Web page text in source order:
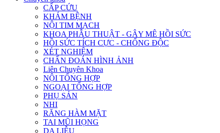
CẤP CỨU
KHÁM BỆNH
NỘI TIM MẠCH
KHOA PHẪU THUẬT - GÂY MÊ HỒI SỨC
HỒI SỨC TÍCH CỰC - CHỐNG ĐỘC
XÉT NGHIỆM
CHẨN ĐOÁN HÌNH ẢNH
Liên Chuyên Khoa
NỘI TỔNG HỢP
NGOẠI TỔNG HỢP
PHỤ SẢN
NHI
RĂNG HÀM MẶT
TAI MŨI HỌNG
DA LIỄU